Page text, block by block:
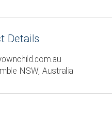
Details
NSW, Australia